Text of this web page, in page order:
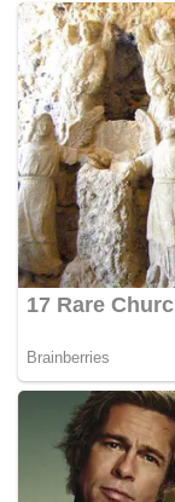
Selain itu, mulut
Sweden kini
tersebut yang
43 kilometer dari
Denmark.
“Saya dipukul
usia antara 25
wajah saya
menerusi